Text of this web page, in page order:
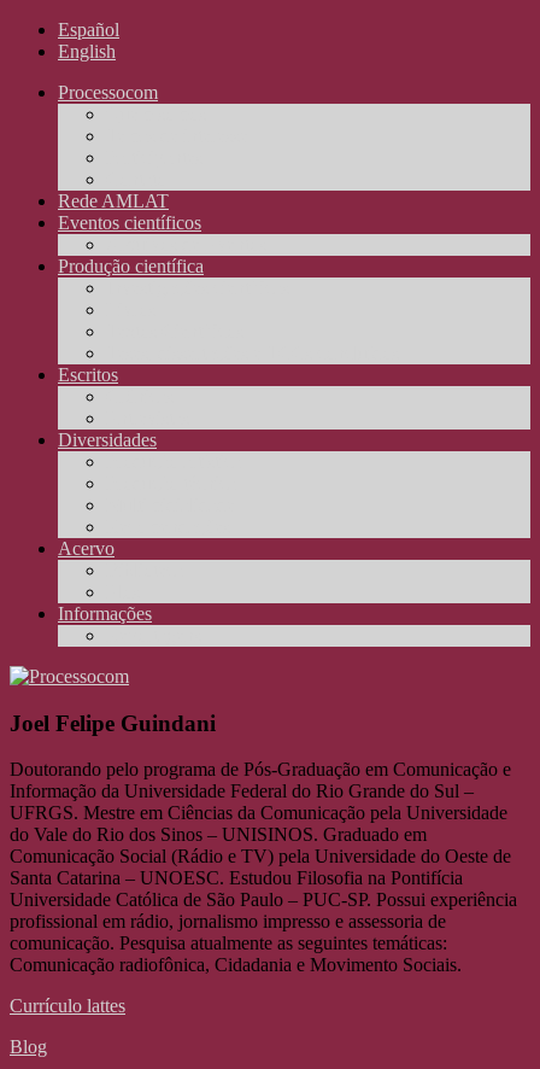
Español
English
Processocom
Rede AMLAT
Eventos científicos
Produção científica
Escritos
Diversidades
Acervo
Informações
Joel Felipe Guindani
Doutorando pelo programa de Pós-Graduação em Comunicação e
Informação da Universidade Federal do Rio Grande do Sul –
UFRGS. Mestre em Ciências da Comunicação pela Universidade
do Vale do Rio dos Sinos – UNISINOS. Graduado em
Comunicação Social (Rádio e TV) pela Universidade do Oeste de
Santa Catarina – UNOESC. Estudou Filosofia na Pontifícia
Universidade Católica de São Paulo – PUC-SP. Possui experiência
profissional em rádio, jornalismo impresso e assessoria de
comunicação. Pesquisa atualmente as seguintes temáticas:
Comunicação radiofônica, Cidadania e Movimento Sociais.
Currículo lattes
Blog